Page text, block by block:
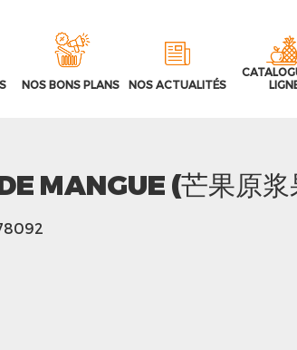
NOS BONS PLANS NOS ACTUALITÉS
MANGUE (芒果原